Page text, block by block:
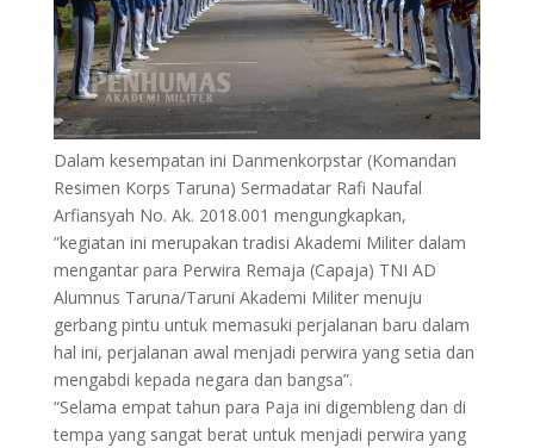
Dalam kesempatan ini Danmenkorpstar (Komandan
Resimen Korps Taruna) Sermadatar Rafi Naufal
Arfiansyah No. Ak. 2018.001 mengungkapkan,
”kegiatan ini merupakan tradisi Akademi Militer dalam
mengantar para Perwira Remaja (Capaja) TNI AD
Alumnus Taruna/Taruni Akademi Militer menuju
gerbang pintu untuk memasuki perjalanan baru dalam
hal ini, perjalanan awal menjadi perwira yang setia dan
mengabdi kepada negara dan bangsa”.
“Selama empat tahun para Paja ini digembleng dan di
tempa yang sangat berat untuk menjadi perwira yang